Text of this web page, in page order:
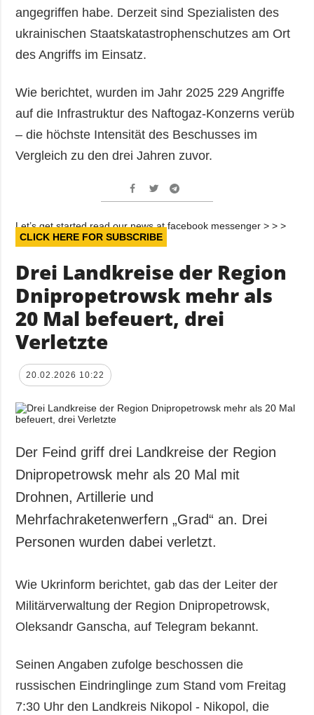
angegriffen habe. Derzeit sind Spezialisten des
ukrainischen Staatskatastrophenschutzes am Ort
des Angriffs im Einsatz.
Wie berichtet, wurden im Jahr 2025 229 Angriffe
auf die Infrastruktur des Naftogaz-Konzerns verüb
– die höchste Intensität des Beschusses im
Vergleich zu den drei Jahren zuvor.
Let’s get started read our news at facebook messenger > > >
CLICK HERE FOR SUBSCRIBE
Drei Landkreise der Region
Dnipropetrowsk mehr als
20 Mal befeuert, drei
Verletzte
20.02.2026 10:22
Der Feind griff drei Landkreise der Region
Dnipropetrowsk mehr als 20 Mal mit
Drohnen, Artillerie und
Mehrfachraketenwerfern „Grad“ an. Drei
Personen wurden dabei verletzt.
Wie Ukrinform berichtet, gab das der Leiter der
Militärverwaltung der Region Dnipropetrowsk,
Oleksandr Ganscha, auf Telegram bekannt.
Seinen Angaben zufolge beschossen die
russischen Eindringlinge zum Stand vom Freitag
7:30 Uhr den Landkreis Nikopol - Nikopol, die